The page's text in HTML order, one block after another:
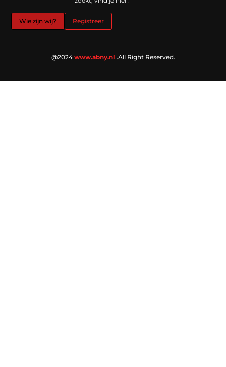
Wie zijn wij? Registreer
@2024 www.abny.nl .All Right Reserved.